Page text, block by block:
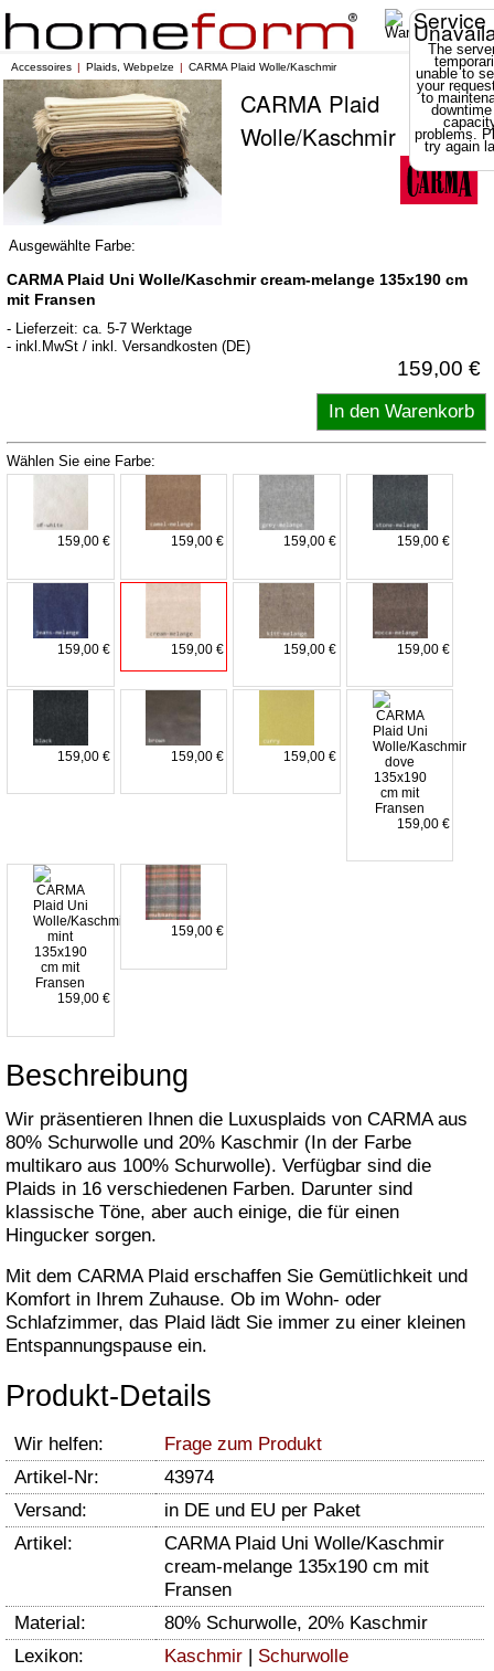
Service
The
unable to
your
to
problems.
try again
Accessoires Plaids, Webpelze CARMA Plaid Wolle/Kaschmir
CARMA Plaid
Wolle/Kaschmir
Ausgewählte Farbe:
CARMA Plaid Uni Wolle/Kaschmir cream-melange 135x190 cm
mit Fransen
- Lieferzeit: ca. 5-7 Werktage
- inkl.MwSt / inkl. Versandkosten (DE)
159,00 €
Wählen Sie eine Farbe:
159,00 € 159,00 € 159,00 € 159,00 €
159,00 € 159,00 € 159,00 € 159,00 €
159,00 € 159,00 € 159,00 €
159,00 €
159,00 €
159,00 €
Beschreibung
Wir präsentieren Ihnen die Luxusplaids von CARMA aus
80% Schurwolle und 20% Kaschmir (In der Farbe
multikaro aus 100% Schurwolle). Verfügbar sind die
Plaids in 16 verschiedenen Farben. Darunter sind
klassische Töne, aber auch einige, die für einen
Hingucker sorgen.
Mit dem CARMA Plaid erschaffen Sie Gemütlichkeit und
Komfort in Ihrem Zuhause. Ob im Wohn- oder
Schlafzimmer, das Plaid lädt Sie immer zu einer kleinen
Entspannungspause ein.
Produkt-Details
Wir helfen:
Frage zum Produkt
Artikel-Nr:
43974
Versand:
in DE und EU per Paket
Artikel:
CARMA Plaid Uni Wolle/Kaschmir
cream-melange 135x190 cm mit
Fransen
Material:
80% Schurwolle, 20% Kaschmir
Lexikon:
Kaschmir | Schurwolle